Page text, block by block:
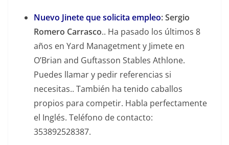
Nuevo Jinete que solicita empleo:Sergio
Romero Carrasco.. Ha pasado los últimos 8
años en Yard Managetment y Jimete en
O’Brian and Guftasson Stables Athlone.
Puedes llamar y pedir referencias si
necesitas.. También ha tenido caballos
propios para competir. Habla perfectamente
el Inglés. Teléfono de contacto:
353892528387.